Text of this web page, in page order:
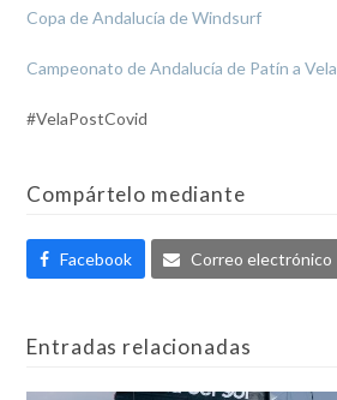
Copa de Andalucía de Windsurf
Campeonato de Andalucía de Patín a Vela
#VelaPostCovid
Compártelo mediante
Facebook Correo electrónico
Entradas relacionadas